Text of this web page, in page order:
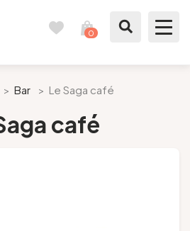
0
> Bar > Le Saga café
café